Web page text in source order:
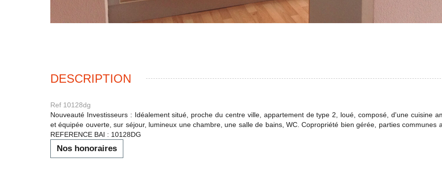
DESCRIPTION
Ref 10128dg
Nouveauté Investisseurs : Idéalement situé, proche du centre ville, appartement de type 2, loué, composé, d'une cuisine
et équipée ouverte, sur séjour, lumineux une chambre, une salle de bains, WC. Copropriété bien gérée, parties communes
REFERENCE BAI : 10128DG
Nos honoraires